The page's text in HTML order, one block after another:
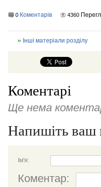
0 Коментарів 4360
Інші матеріали розділу
Коментарі
Ще нема
Напишіть ваш
Ім'я:
Коментар: